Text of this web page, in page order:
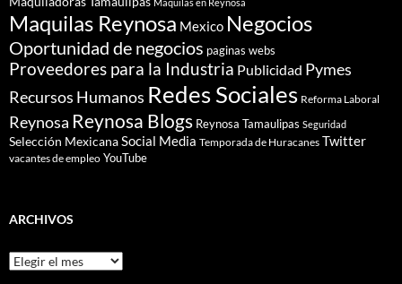
Maquilas Reynosa Mexico Negocios
Oportunidad de negocios paginas webs
Proveedores para la Industria Publicidad Pymes
Recursos Humanos Redes Sociales Reforma Laboral
Reynosa Reynosa Blogs Reynosa Tamaulipas Seguridad
Selección MexicanaSocial Media Temporada de Huracanes Twitter
vacantes de empleo YouTube
ARCHIVOS
Archivos